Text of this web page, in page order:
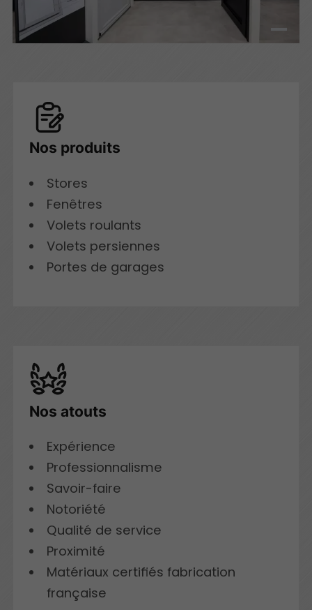
Nos produits
Stores
Fenêtres
Volets roulants
Volets persiennes
Portes de garages
Nos atouts
Expérience
Professionnalisme
Savoir-faire
Notoriété
Qualité de service
Proximité
Matériaux certifiés fabrication
française